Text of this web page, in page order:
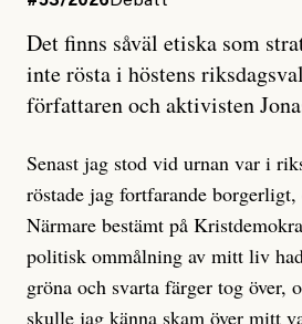
Artikeln undersöker inte, som
är sant, vad som är rykten”, utan
ännu mer ryktesspridning. Det
misstänkta personen är en
får veta är att personen har ändrat
under åren, att den har raderat
sociala medier, att artikelns
på personens ekonomi och att
anonyma röster inom rörelsen som
Det finns såväl etiska som
inte rösta i höstens
författaren och aktivisten
Senast jag stod vid urnan var i
röstade jag fortfarande borgerligt,
Närmare bestämt på
politisk ommålning av mitt liv
gröna och svarta färger tog över,
skulle jag känna skam över mitt